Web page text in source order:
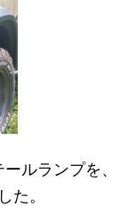
ルランプを、
た。